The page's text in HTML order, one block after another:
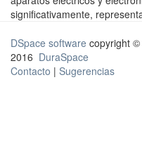
significativamente,
DSpace software copyright ©
2016 DuraSpace
Contacto | Sugerencias